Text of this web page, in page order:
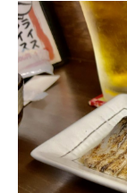
の種類も充実しています。 追加料金を払えば
ットのドリンクを
この酵素シロップ
agenaさんを訪れたら是
ットのドリンクを酵素
ーした酵素シロッ
モン・しょうが・
ックス。炭酸ジュース
みたっぷり、柑